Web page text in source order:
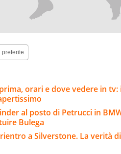
preferite
orari e dove vedere in
al posto di Petrucci in
Bulega
a Silverstone. La verità